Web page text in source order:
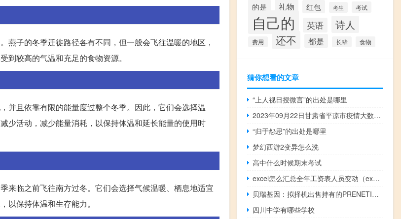
子的冬季迁徙路径各有不同，但一般会飞往温暖的地区，
到较高的气温和充足的食物资源。
并且依靠有限的能量度过整个冬季。因此，它们会选择温
少活动，减少能量消耗，以保持体温和延长能量的使用时
来临之前飞往南方过冬。它们会选择气候温暖、栖息地适宜
以保持体温和生存能力。
的是 礼物 红包 考生 考试
自己的 英语 诗人
费用 还不 都是 长辈 食物
猜你想看的文章
“上人视日授微言”的出处是哪里
2023年09月22日甘肃省平凉市疫情大数据-今日/今天疫情全网搜索最新实时消息动态情况通知播报
“归于怨思”的出处是哪里
梦幻西游2变异怎么洗
高中什么时候期末考试
excel怎么汇总全年工资表人员变动（excel怎么汇总相同项）
贝瑞基因：拟择机出售持有的PRENETICS股份
四川中学有哪些学校